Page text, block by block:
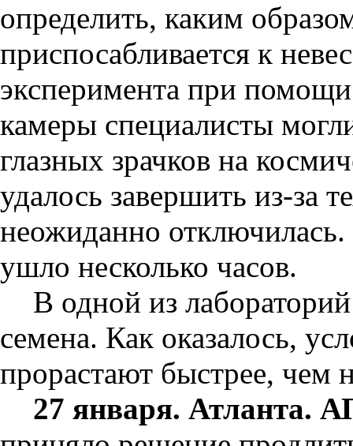
определить, каким
приспосабливается к
эксперимента при
камеры специалисты
глазных зрачков на
удалось завершить из-за
неожиданно
ушло несколько часов.
В одной из
семена. Как оказалось,
прорастают быстрее, чем
27 января.